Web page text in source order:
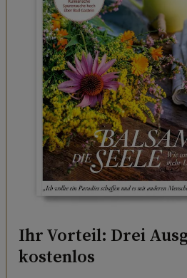
Ihr Vorteil: Drei
kostenlos